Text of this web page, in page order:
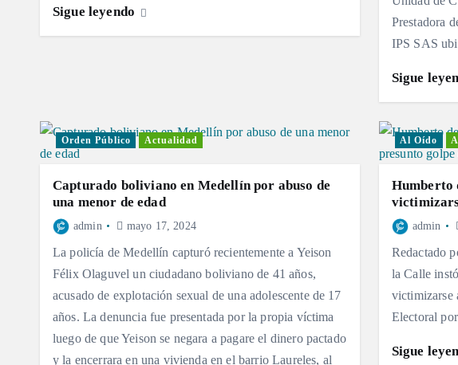
Sigue leyendo
Prestadora
IPS SAS
Sigue
Orden Público Actualidad
Capturado boliviano en Medellín por abuso de
una menor de edad
admin mayo 17, 2024
La policía de Medellín capturó recientemente a Yeison
Félix Olaguvel un ciudadano boliviano de 41 años,
acusado de explotación sexual de una adolescente de 17
años. La denuncia fue presentada por la propia víctima
luego de que Yeison se negara a pagare el dinero pactado
y la encerrara en una vivienda en el barrio Laureles, al
Al Oído
Humberto
admin
Redactado
la Calle
victimizarse
Electoral
Sigue